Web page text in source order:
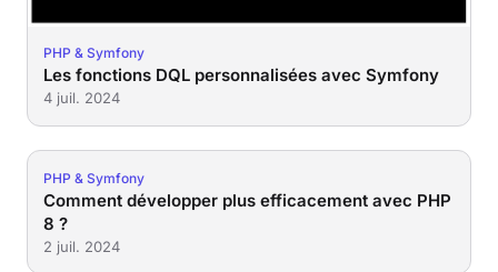
PHP & Symfony
Les fonctions DQL personnalisées avec Symfony
4 juil. 2024
PHP & Symfony
Comment développer plus efficacement avec PHP
8 ?
2 juil. 2024